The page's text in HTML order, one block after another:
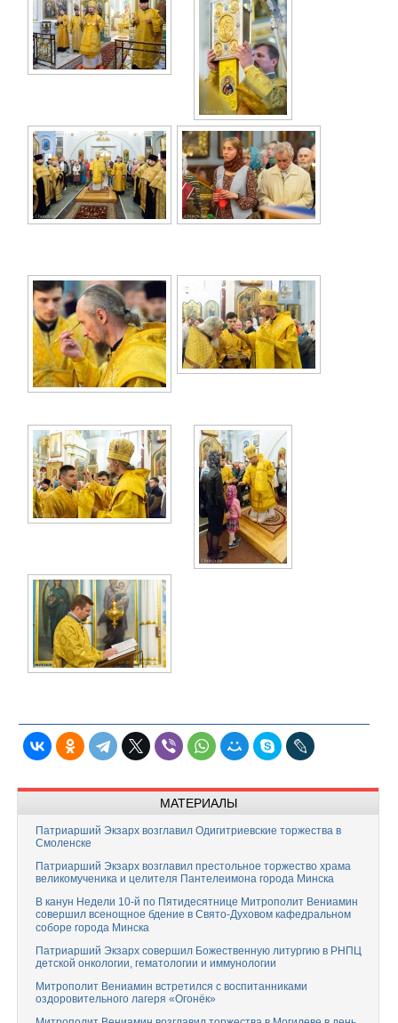
МАТЕРИАЛЫ
Патриарший Экзарх возглавил Одигитриевские торжества в
Смоленске
Патриарший Экзарх возглавил престольное торжество храма
великомученика и целителя Пантелеимона города Минска
В канун Недели 10-й по Пятидесятнице Митрополит Вениамин
совершил всенощное бдение в Свято-Духовом кафедральном
соборе города Минска
Патриарший Экзарх совершил Божественную литургию в РНПЦ
детской онкологии, гематологии и иммунологии
Митрополит Вениамин встретился с воспитанниками
оздоровительного лагеря «Огонёк»